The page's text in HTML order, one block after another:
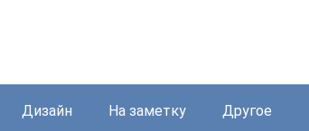
Дизайн На заметку Другое